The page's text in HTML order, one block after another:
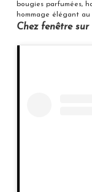
bougies parfumées,
hommage élégant
Chez fenêtre sur